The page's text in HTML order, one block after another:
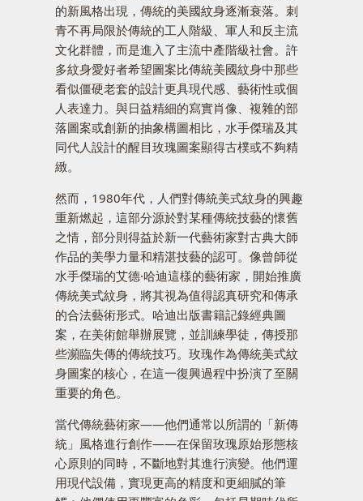
的新風格出現，傳統的美國紋身逐漸衰落。刺
青不再局限於傳統的工人階級、軍人和反主流
文化群體，而是進入了主流中產階級社會。許
多紋身愛好者希望圖案比傳統美國紋身中那些
看似僵硬老套的設計更具現代感、藝術性或個
人表達力。與日益精細的寫實肖像、複雜的部
落圖案或創新的抽象構圖相比，水手傑瑞及其
同代人設計的醒目玫瑰圖案顯得古樸或不夠精
緻。
然而，1980年代，人們對傳統美式紋身的興趣
重新燃起，這部分源於對某種傳統技藝的懷舊
之情，部分則得益於新一代藝術家對古典大師
作品的美學力量和精湛技藝的認可。像曾師從
水手傑瑞的艾德·哈迪這樣的藝術家，開始推廣
傳統美式紋身，將其視為值得認真研究和傳承
的合法藝術形式。哈迪出版書籍記錄經典圖
案，在美術館舉辦展覽，並訓練學徒，傳授那
些瀕臨失傳的傳統技巧。玫瑰作為傳統美式紋
身圖案的核心，在這一復興過程中扮演了至關
重要的角色。
當代傳統藝術家——他們通常以所謂的「新傳
統」風格進行創作——在保留玫瑰原始形態核
心原則的同時，不斷地對其進行演變。他們運
用現代設備，實現更高的精度和更細膩的筆